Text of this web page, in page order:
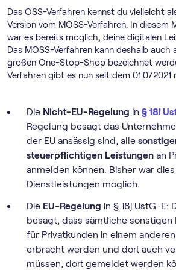
Das OSS-Verfahren kennst du vielleicht
Version vom MOSS-Verfahren. In
war es bereits möglich, deine digitalen
Das MOSS-Verfahren kann deshalb auch
großen One-Stop-Shop bezeichnet
Verfahren gibt es nun seit dem 01.07.2021
Die Nicht-EU-Regelung in § 18i
Regelung besagt das
der EU ansässig sind, alle
steuerpflichtigen Leistungen an
anmelden können. Bisher war
Dienstleistungen möglich.
Die EU-Regelung in § 18j UstG-E:
besagt, dass sämtliche sonstigen
für Privatkunden in einem
erbracht werden und dort auch
müssen, dort gemeldet werden